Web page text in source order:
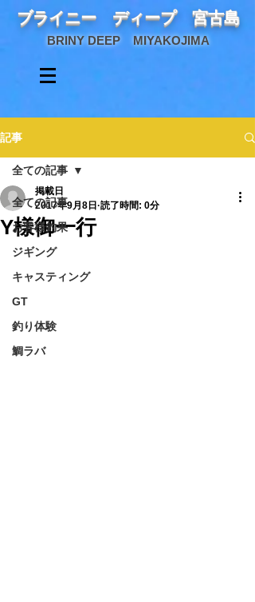
ブライニー ディープ 宮古島
BRINY DEEP MIYAKOJIMA
記事
全ての記事
お客様釣果
ジギング
キャスティング
GT
釣り体験
鯛ラバ
全ての記事
Y様御一行
掲載日
2017年9月8日 読了時間: 0分